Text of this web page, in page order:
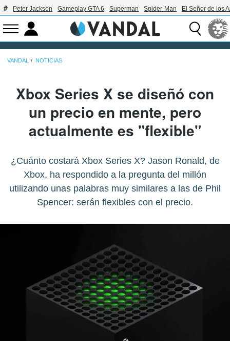
Peter Jackson Gameplay GTA 6 Superman Spider-Man El Señor de los
VANDAL NOTICIAS
Xbox Series X se diseñó con
un precio en mente, pero
actualmente es "flexible"
¿Cuánto costará Xbox Series X? Jason Ronald, de
Xbox, ha respondido a la pregunta del millón
utilizando unas palabras muy similares a las de Phil
Spencer: serán flexibles con el precio.